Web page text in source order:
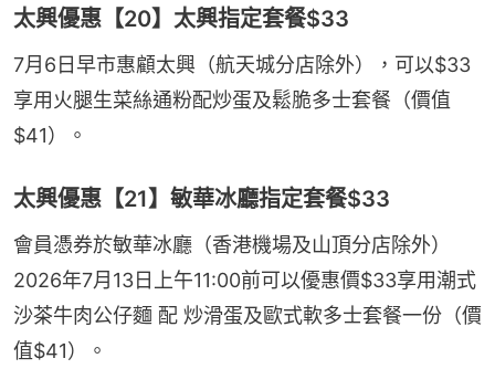
太興優惠【20】太興指定套餐$33
7月6日早市惠顧太興（航天城分店除外），可以$33
享用火腿生菜絲通粉配炒蛋及鬆脆多士套餐（價值
$41）。
太興優惠【21】敏華冰廳指定套餐$33
會員憑券於敏華冰廳（香港機場及山頂分店除外）
2026年7月13日上午11:00前可以優惠價$33享用潮式
沙茶牛肉公仔麵 配 炒滑蛋及歐式軟多士套餐一份（價
值$41）。